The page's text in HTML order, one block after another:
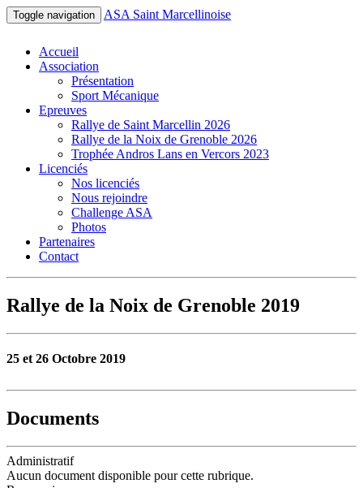
Toggle navigation ASA Saint Marcellinoise
Accueil
Association
Présentation
Sport Mécanique
Epreuves
Rallye de Saint Marcellin 2026
Rallye de la Noix de Grenoble 2026
Trophée Andros Lans en Vercors 2023
Licenciés
Nos licenciés
Nous rejoindre
Challenge ASA
Photos
Partenaires
Contact
Rallye de la Noix de Grenoble 2019
25 et 26 Octobre 2019
Documents
Administratif
Aucun document disponible pour cette rubrique.